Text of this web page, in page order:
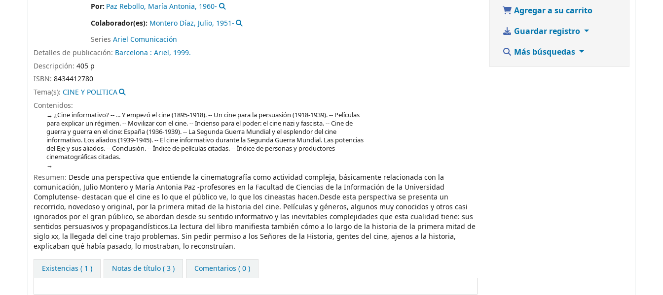
Por: Paz Rebollo, María Antonia, 1960-
Colaborador(es): Montero Díaz, Julio, 1951-
Series Ariel Comunicación
Detalles de publicación: Barcelona : Ariel, 1999.
Descripción: 405 p
ISBN: 8434412780
Tema(s): CINE Y POLITICA
Contenidos:
¿Cine informativo? -- ... Y empezó el cine (1895-1918). -- Un cine para la persuasión (1918-1939). -- Películas
para explicar un régimen. -- Movilizar con el cine. -- Incienso para el poder: el cine nazi y fascista. -- Cine de
guerra y guerra en el cine: España (1936-1939). -- La Segunda Guerra Mundial y el esplendor del cine
informativo. Los aliados (1939-1945). -- El cine informativo durante la Segunda Guerra Mundial. Las potencias
del Eje y sus aliados. -- Conclusión. -- Índice de películas citadas. -- Índice de personas y productores
cinematográficas citadas.
Resumen: Desde una perspectiva que entiende la cinematografía como actividad compleja, básicamente relacionada con la
comunicación, Julio Montero y María Antonia Paz -profesores en la Facultad de Ciencias de la Información de la Universidad
Complutense- destacan que el cine es lo que el público ve, lo que los cineastas hacen.Desde esta perspectiva se presenta un
recorrido, novedoso y original, por la primera mitad de la historia del cine. Películas y géneros, algunos muy conocidos y otros casi
ignorados por el gran público, se abordan desde su sentido informativo y las inevitables complejidades que esta cualidad tiene: sus
sentidos persuasivos y propagandísticos.La lectura del libro manifiesta también cómo a lo largo de la historia de la primera mitad de
siglo xx, la llegada del cine trajo problemas. Sin pedir permiso a los Señores de la Historia, gentes del cine, ajenos a la historia,
explicaban qué había pasado, lo mostraban, lo reconstruían.
Existencias ( 1 ) Notas de título ( 3 ) Comentarios ( 0 )
Agregar a su carrito
Guardar registro
Más búsquedas